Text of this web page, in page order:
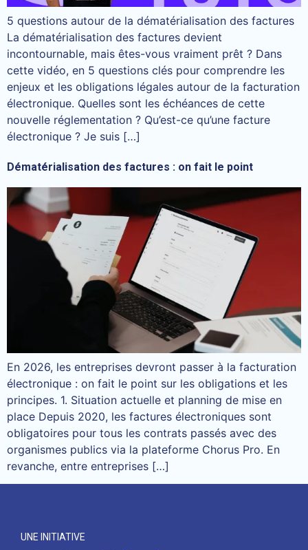
5 questions autour de la dématérialisation des factures
La dématérialisation des factures devient
incontournable, mais êtes-vous vraiment prêt ? Dans
cette vidéo, en 5 questions clés pour comprendre les
enjeux et les obligations légales autour de la facturation
électronique. Quelles sont les échéances de cette
nouvelle réglementation ? Qu’est-ce qu’une facture
électronique ? Je suis […]
Dématérialisation des factures : on fait le point
En 2026, les entreprises devront passer à la facturation
électronique : on fait le point sur les obligations et les
principes. 1. Situation actuelle et planning de mise en
place Depuis 2020, les factures électroniques sont
obligatoires pour tous les contrats passés avec des
organismes publics via la plateforme Chorus Pro. En
revanche, entre entreprises […]
UNE INITIATIVE